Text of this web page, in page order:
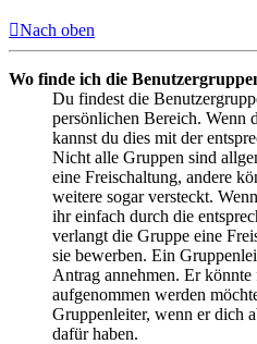
Nach oben
Wo finde ich die
Du findest die
persönlichen Bereich. Wenn
kannst du dies mit der
Nicht alle Gruppen sind
eine Freischaltung, andere
weitere sogar versteckt.
ihr einfach durch die
verlangt die Gruppe eine
sie bewerben. Ein
Antrag annehmen. Er
aufgenommen werden
Gruppenleiter, wenn er dich
dafür haben.